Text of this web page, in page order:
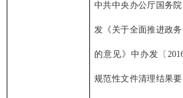
中共中央办公厅国务
发《关于全面推进政
的意见》中办发 〔
规范性文件清理结果